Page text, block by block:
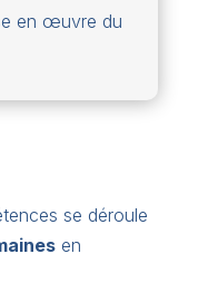
en œuvre du
se déroule
en